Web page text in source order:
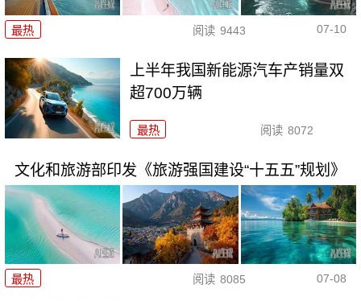
最热 阅读 9443 07-10
上半年我国新能源汽车产销量双
超700万辆
最热 阅读 8072
文化和旅游部印发《旅游强国建设“十五五”规划》
最热 阅读 8085 07-08